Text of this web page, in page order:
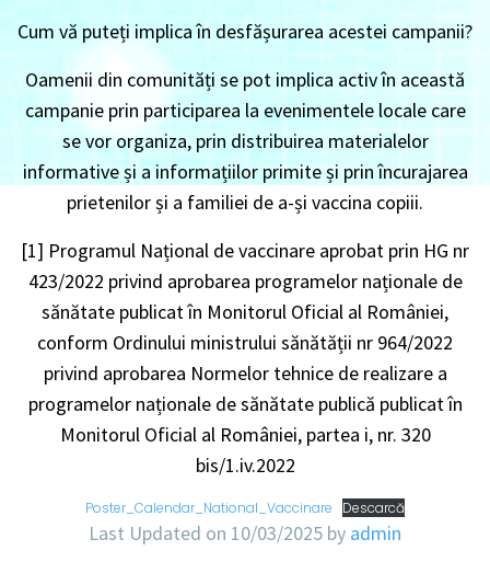
Cum vă puteți implica în desfășurarea acestei campanii?
Oamenii din comunități se pot implica activ în această
campanie prin participarea la evenimentele locale care
se vor organiza, prin distribuirea materialelor
informative și a informațiilor primite și prin încurajarea
prietenilor și a familiei de a-și vaccina copiii.
[1] Programul Național de vaccinare aprobat prin HG nr
423/2022 privind aprobarea programelor naționale de
sănătate publicat în Monitorul Oficial al României,
conform Ordinului ministrului sănătății nr 964/2022
privind aprobarea Normelor tehnice de realizare a
programelor naționale de sănătate publică publicat în
Monitorul Oficial al României, partea i, nr. 320
bis/1.iv.2022
Poster_Calendar_National_Vaccinare Descarcă
Last Updated on 10/03/2025 by admin